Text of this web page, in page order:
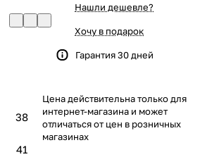
38
41
Нашли дешевле?
Хочу в подарок
Гарантия 30 дней
Цена действительна только для
интернет-магазина и может
отличаться от цен в розничных
магазинах